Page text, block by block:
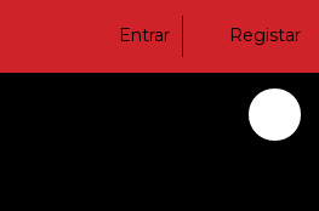
Entrar Registar